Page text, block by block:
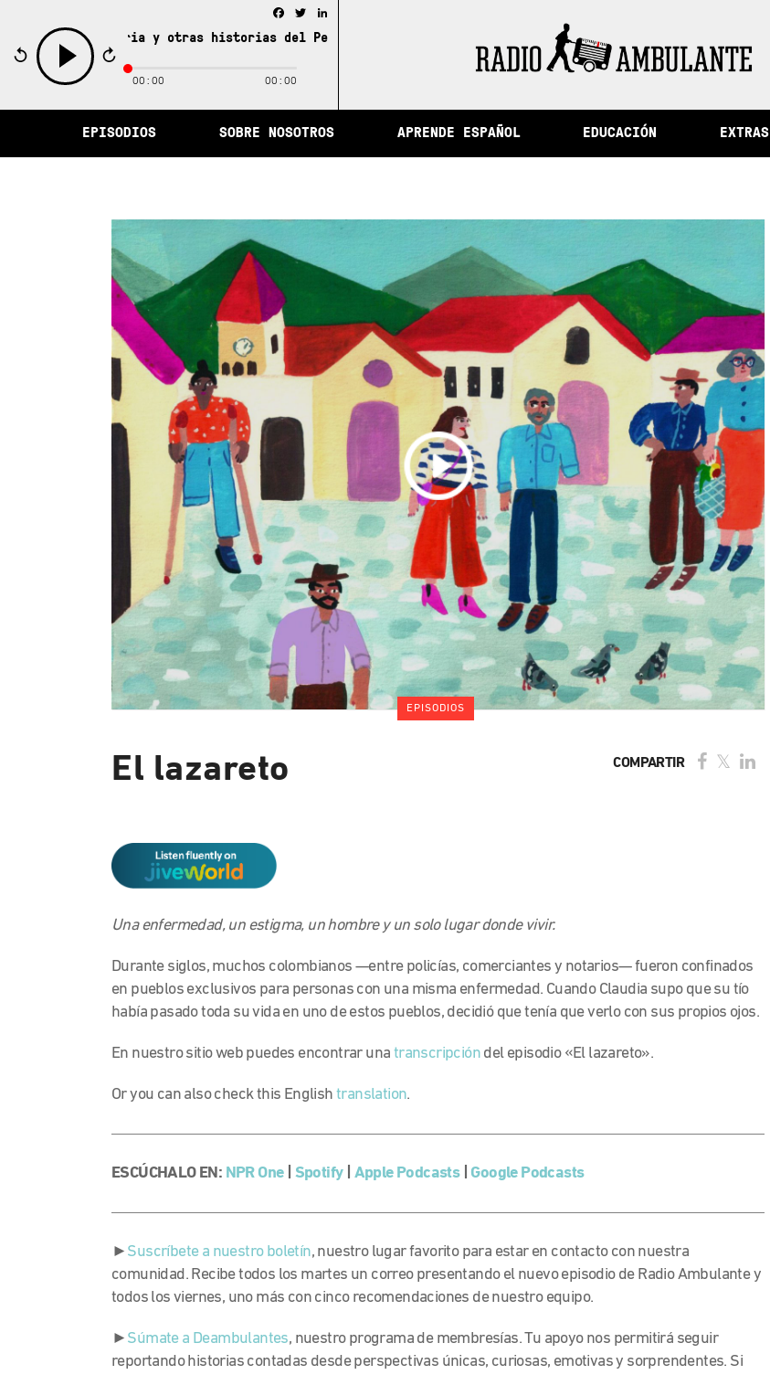
de la memoria y otras historias del Perú / La ciudad de la memoria y otras historias del Perú
play
Facebook
Twitter
00:00 00:00
EPISODIOS SOBRE NOSOTROS APRENDE ESPAÑOL EDUCACIÓN EXTRAS
EPISODIOS
El lazareto COMPARTIR
Una enfermedad, un estigma, un hombre y un solo lugar donde vivir.
Durante siglos, muchos colombianos —entre policías, comerciantes y notarios— fueron confinados
en pueblos exclusivos para personas con una misma enfermedad. Cuando Claudia supo que su tío
había pasado toda su vida en uno de estos pueblos, decidió que tenía que verlo con sus propios ojos.
En nuestro sitio web puedes encontrar una transcripción del episodio «El lazareto».
Or you can also check this English translation.
ESCÚCHALO EN: NPR One| Spotify| Apple Podcasts| Google Podcasts
► Suscríbete a nuestro boletín, nuestro lugar favorito para estar en contacto con nuestra
comunidad. Recibe todos los martes un correo presentando el nuevo episodio de Radio Ambulante y
todos los viernes, uno más con cinco recomendaciones de nuestro equipo.
► Súmate a Deambulantes, nuestro programa de membresías. Tu apoyo nos permitirá seguir
reportando historias contadas desde perspectivas únicas, curiosas, emotivas y sorprendentes. Si